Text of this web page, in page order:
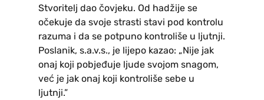
Stvoritelj dao čovjeku. Od hadžije se
očekuje da svoje strasti stavi pod kontrolu
razuma i da se potpuno kontroliše u ljutnji.
Poslanik, s.a.v.s., je lijepo kazao: „Nije jak
onaj koji pobjeđuje ljude svojom snagom,
već je jak onaj koji kontroliše sebe u
ljutnji.”